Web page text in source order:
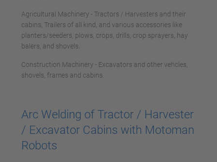
Agricultural Machinery - Tractors / Harvesters and their
cabins, Trailers of all kind, and various accessories like
planters/seeders, plows, crops, drills, crop sprayers, hay
balers, and shovels.
Construction Machinery - Excavators and other vehcles,
shovels, frames and cabins.
Arc Welding of Tractor / Harvester
/ Excavator Cabins with Motoman
Robots